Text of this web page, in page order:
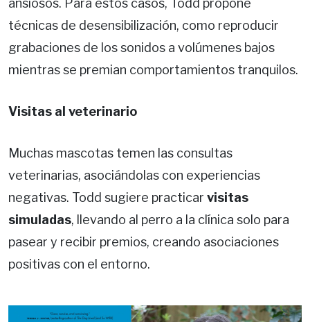
ansiosos. Para estos casos, Todd propone
técnicas de desensibilización, como reproducir
grabaciones de los sonidos a volúmenes bajos
mientras se premian comportamientos tranquilos.
Visitas al veterinario
Muchas mascotas temen las consultas
veterinarias, asociándolas con experiencias
negativas. Todd sugiere practicar visitas
simuladas, llevando al perro a la clínica solo para
pasear y recibir premios, creando asociaciones
positivas con el entorno.